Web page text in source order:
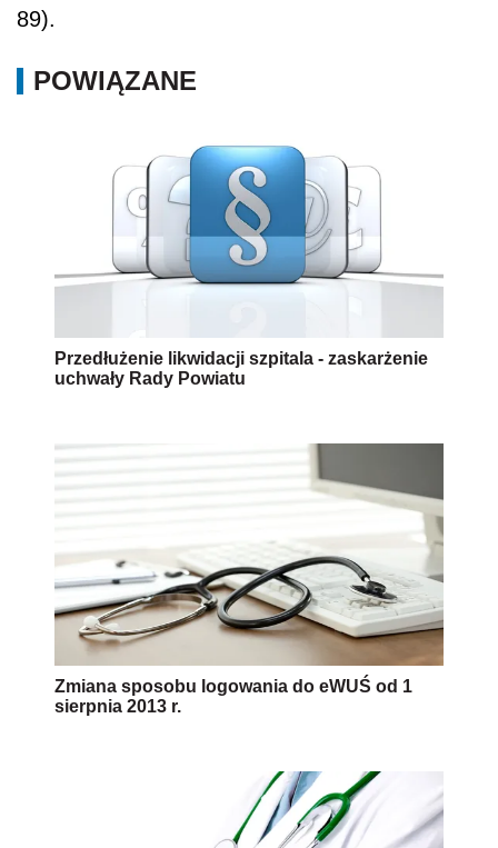
89).
POWIĄZANE
Przedłużenie likwidacji szpitala - zaskarżenie
uchwały Rady Powiatu
Zmiana sposobu logowania do eWUŚ od 1
sierpnia 2013 r.